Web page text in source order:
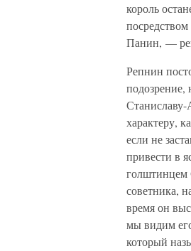
король
Панин, —
Репнин
подозрение,
характеру,
если не
привести в
голштинцем
советника,
время он
мы видим
который